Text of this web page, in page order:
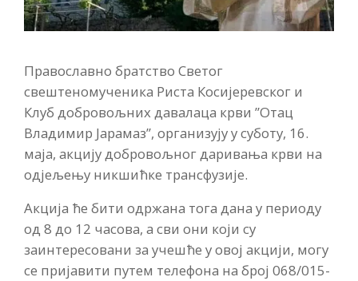
Православно братство Светог
свештеномученика Риста Косијеревског и
Клуб добровољних давалаца крви ”Отац
Владимир Јарамаз”, организују у суботу, 16.
маја, акцију добровољног даривања крви на
одјељењу никшићке трансфузије.
Акција ће бити одржана тога дана у периоду
од 8 до 12 часова, а сви они који су
заинтересовани за учешће у овој акцији, могу
се пријавити путем телефона на број 068/015-